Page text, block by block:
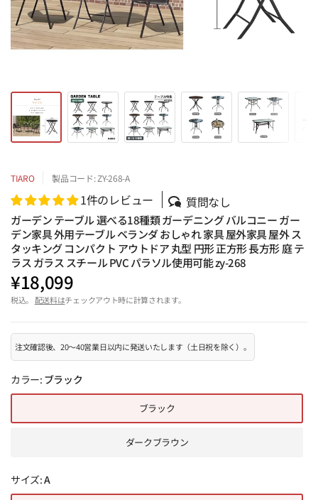
TIARO 製品コード: ZY-268-A
1件のレビュー 質問なし
ガーデン テーブル 選べる18種類 ガーデニング バルコニー ガー
デン家具 外用テーブル ベランダ おしゃれ 家具 屋外家具 屋外 ス
タッキング コンパクト アウトドア 丸型 円形 正方形 長方形 庭 テ
ラス ガラス スチール PVC パラソル使用可能 zy-268
¥18,099
税込。 配送料はチェックアウト時に計算されます。
注文確認後、20～40営業日以内に発送いたします（土日祝を除く）。
カラー: ブラック
ブラック
ダークブラウン
サイズ:A